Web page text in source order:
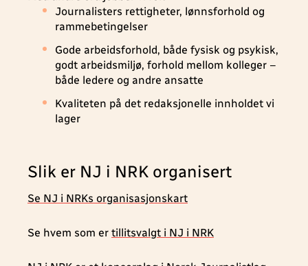
Journalisters rettigheter, lønnsforhold og
rammebetingelser
Gode arbeidsforhold, både fysisk og psykisk,
godt arbeidsmiljø, forhold mellom kolleger –
både ledere og andre ansatte
Kvaliteten på det redaksjonelle innholdet vi
lager
Slik er NJ i NRK organisert
Se NJ i NRKs organisasjonskart
Se hvem som er tillitsvalgt i NJ i NRK